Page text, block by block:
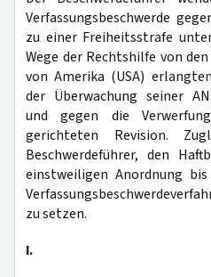
Verfassungsbeschwerde
zu einer Freiheitsstrafe
Wege der Rechtshilfe von
von Amerika (USA)
der Überwachung seiner
und gegen die
gerichteten Revision.
Beschwerdeführer, den
einstweiligen Anordnung
zu setzen.
I.